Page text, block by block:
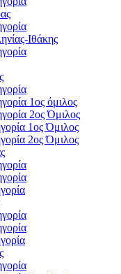
Ιθάκης
1ος όμιλος
2ος Όμιλος
1ος Όμιλος
2ος Όμιλος